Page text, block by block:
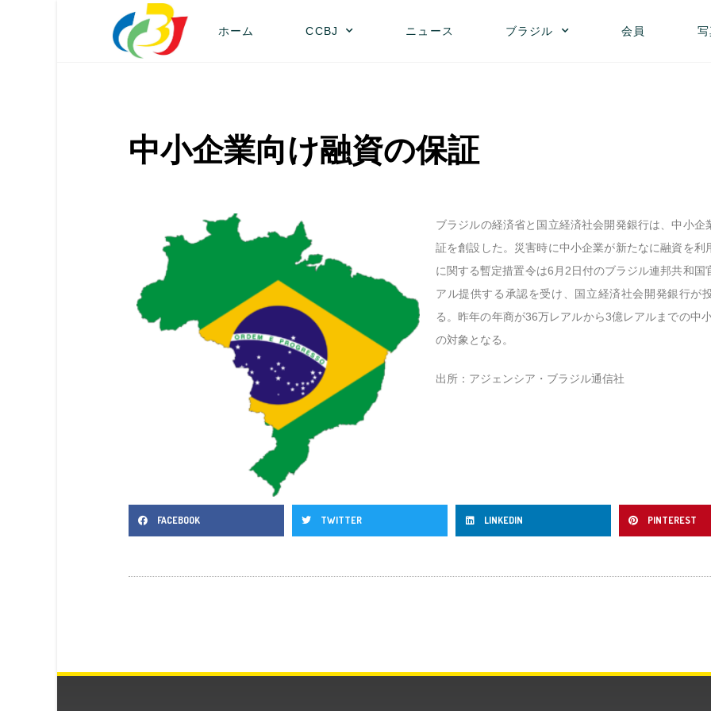
ホーム CCBJ ニュース ブラジル 会員
中小企業向け融資の保証
ブラジルの経済省と国立経済社会開発銀行は、中小
証を創設した。災害時に中小企業が新たなに融資を
に関する暫定措置令は6月2日付のブラジル連邦共和
アル提供する承認を受け、国立経済社会開発銀行が
る。昨年の年商が36万レアルから3億レアルまでの中
の対象となる。
出所：アジェンシア・ブラジル通信社
FACEBOOK TWITTER LINKEDIN PINTEREST